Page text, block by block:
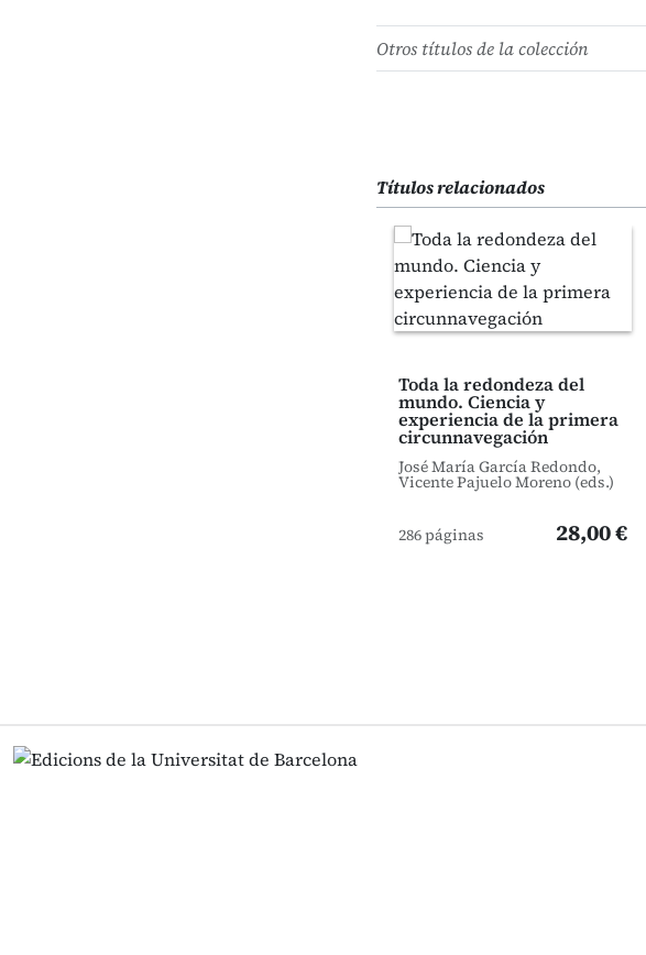
Otros títulos de la colección
Títulos relacionados
Toda la redondeza del
mundo. Ciencia y
experiencia de la primera
circunnavegación
José María García Redondo,
Vicente Pajuelo Moreno (eds.)
286 páginas 28,00 €